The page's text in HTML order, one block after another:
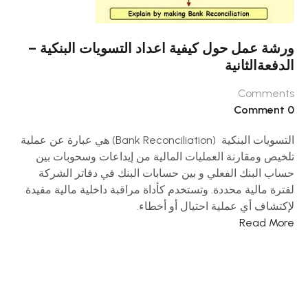
ورشة عمل حول كيفية اعداد التسويات البنكية –
الدفعةالثانية
Comments
0 Comment
التسويات البنكية (Bank Reconciliation) هي عبارة عن عملية
تلخيص ومقارنة العمليات المالية من إيداعات وسحوبات بين
حساب البنك الفعلي و بين حسابات البنك في دفاتر الشركة
لفترة مالية محددة. وتستخدم كأداة مراقبة داخلية مالية مفيدة
لإكتشاف أي عملية احتيال أو أخطاء.
Read More